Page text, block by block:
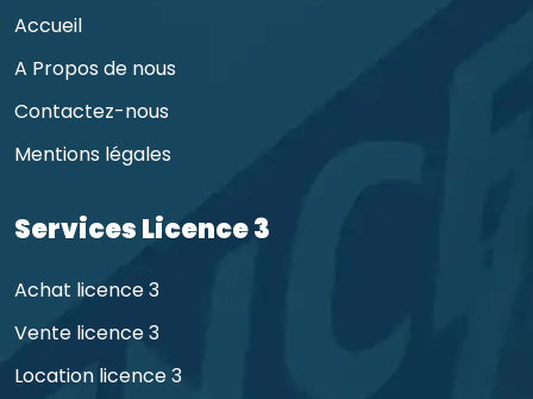
Accueil
A Propos de nous
Contactez-nous
Mentions légales
Services Licence 3
Achat licence 3
Vente licence 3
Location licence 3